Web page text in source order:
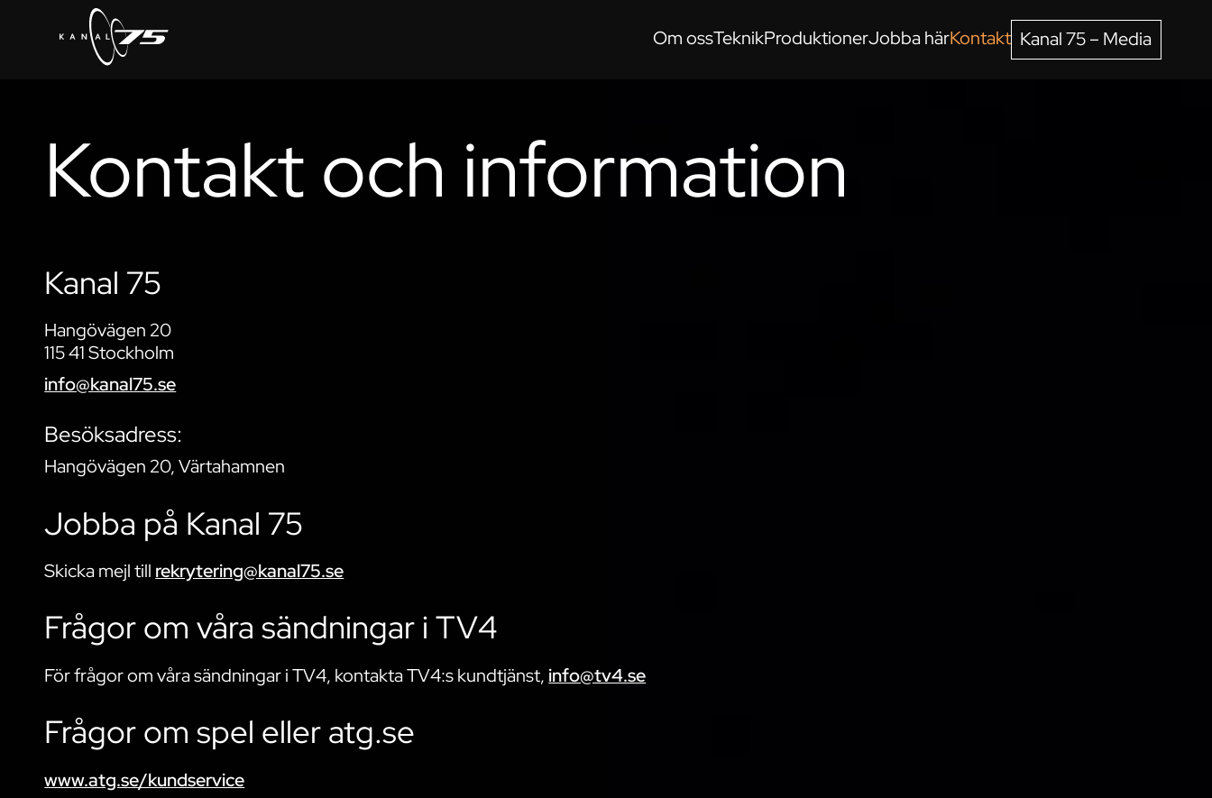
Om ossTeknikProduktionerJobba härKontakt Kanal 75 – Media
Kontakt och information
Kanal 75
Hangövägen 20​
115 41 Stockholm
info@kanal75.se
Besöksadress:
Hangövägen 20, Värtahamnen
Jobba på Kanal 75
Skicka mejl till rekrytering@kanal75.se
Frågor om våra sändningar i TV4
För frågor om våra sändningar i TV4, kontakta TV4:s kundtjänst​, info@tv4.se
Frågor om spel eller atg.se
www.atg.se/kundservice